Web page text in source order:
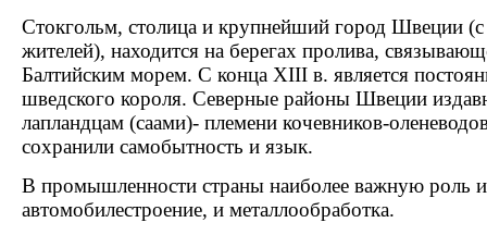
Стокгольм, столица и крупнейший город Швеции
жителей), находится на бе­регах пролива,
Балтийским морем. С конца XIII в. является
шведского короля. Северные районы Швеции
лапландцам (саами)- племени кочевников-
сохранили самобытность и язык.
В промышленности страны наиболее важную роль
автомобилестроение, и металлообработка.